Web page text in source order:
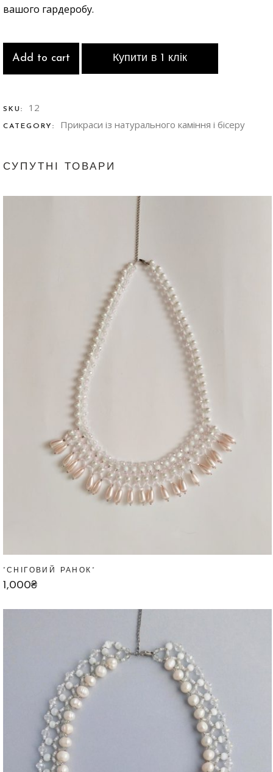
вашого гардеробу.
Add to cart Купити в 1 клік
SKU: 12
CATEGORY: Прикраси із натурального каміння і бісеру
СУПУТНІ ТОВАРИ
“СНІГОВИЙ РАНОК”
1,000₴